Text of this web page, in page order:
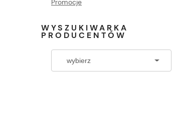
Promocje
WYSZUKIWARKA
PRODUCENTÓW